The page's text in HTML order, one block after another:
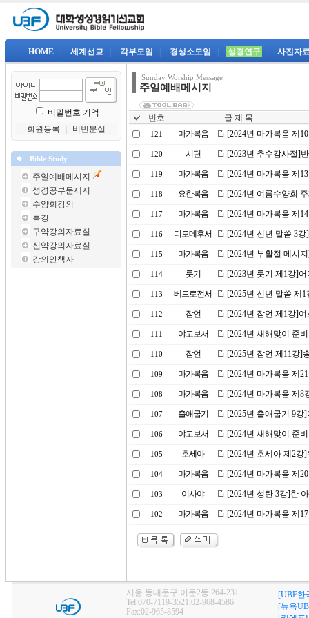
HOME 세계선교 각부모임 경성소모임 성경연구 사진자
비밀번호 기억
회원등록
비번분실
Bible Study
주일예배메시지
성경공부문제지
수양회강의
특강
구약강의자료실
신약강의자료실
강의안책자
Sunday Worship Message
주일예배메시지
번호 글 제 목
121 마가복음 [2024년 마가복음 제
120 시편 [2023년 추수감사절]
119 마가복음 [2024년 마가복음 제
118 요한복음 [2024년 여름수양회
117 마가복음 [2024년 마가복음 제
116 디모데후서 [2024년 신년 말씀 3
115 마가복음 [2024년 부활절 메시
114 룻기 [2023년 룻기 제1강]
113 베드로전서 [2025년 신년 말씀 제
112 잠언 [2024년 잠언 제1강]
111 야고보서 [2024년 새해맞이 준
110 잠언 [2025년 잠언 제11강]
109 마가복음 [2024년 마가복음 제
108 마가복음 [2024년 마가복음 제8
107 출애굽기 [2025년 출애굽기 9
106 야고보서 [2024년 새해맞이 준
105 호세아 [2024년 호세아 제2강
104 마가복음 [2024년 마가복음 제
103 이사야 [2024년 성탄 3강]한
102 마가복음 [2024년 마가복음 제
서울 동대문구 이문2동 264-231
Tel:070-7119-3521,02-968-4586
Fax:02-965-8594
[UBF한
[뉴욕